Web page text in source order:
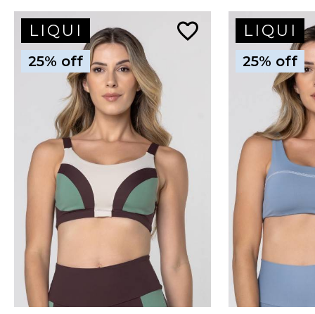
LIQUI
25% off
favorite_border LIQUI
25% off